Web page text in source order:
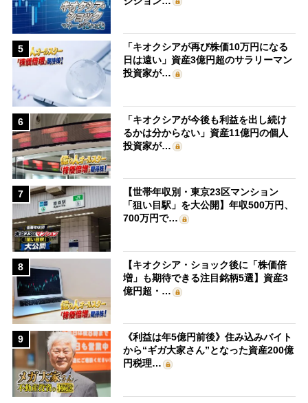
5
「キオクシアが再び株価10万円になる
日は遠い」資産3億円超のサラリーマン
投資家が…
6
「キオクシアが今後も利益を出し続け
るかは分からない」資産11億円の個人
投資家が…
7
【世帯年収別・東京23区マンション
「狙い目駅」を大公開】年収500万円、
700万円で…
8
【キオクシア・ショック後に「株価倍
増」も期待できる注目銘柄5選】資産3
億円超・…
9
《利益は年5億円前後》住み込みバイト
から“ギガ大家さん”となった資産200億
円税理…